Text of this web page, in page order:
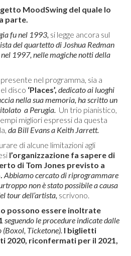
MoodSwing del quale lo
parte.
fu nel 1993, si legge ancora sul
del quartetto di Joshua Redman
1997, nelle magiche notti della
nel programma, sia a
disco ‘Places’, dedicato ai luoghi
nella sua memoria, ha scritto un
a Perugia. Un trio pianistico,
migliori espressi da questa
da Bill Evans a Keith Jarrett.
di alcune limitazioni agli
l’organizzazione fa sapere di
di Tom Jones previsto a
Abbiamo cercato di riprogrammare
non è stato possibile a causa
tour dell’artista, scrivono.
possono essere inoltrate
seguendo le procedure indicate dalle
Ticketone). I biglietti
2020, riconfermati per il 2021,